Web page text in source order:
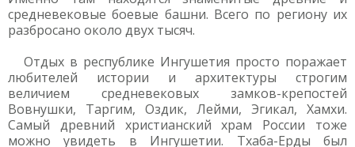
средневековые боевые башни. Всего по региону их
разбросано около двух тысяч.
Отдых в республике Ингушетия просто поражает
любителей истории и архитектуры строгим
величием средневековых замков-крепостей
Вовнушки, Таргим, Оздик, Лейми, Эгикал, Хамхи.
Самый древний христианский храм России тоже
можно увидеть в Ингушетии. Тхаба-Ерды был